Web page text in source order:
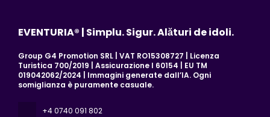
EVENTURIA® | Simplu. Sigur. Alături de idoli.
Group G4 Promotion SRL | VAT RO15308727 | Licenza
Turistica 700/2019 | Assicurazione I 60154 | EU TM
019042062/2024 | Immagini generate dall’IA. Ogni
somiglianza è puramente casuale.
+4 0740 091 802